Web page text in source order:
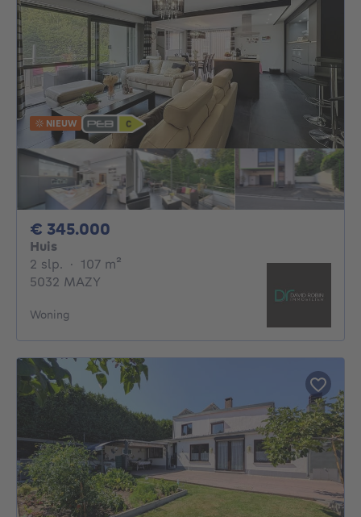
NIEUW
€ 345.000
Huis
2 slp. 2 slaapkamers
· 107 m²
5032 MAZY
Woning